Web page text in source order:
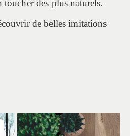
des plus naturels.
de belles imitations